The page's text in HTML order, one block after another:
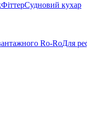
ФіттерСудновий кухар
Ro-RoДля